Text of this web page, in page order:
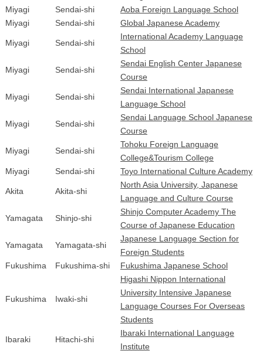
Miyagi
Sendai-shi
Aoba Foreign Language School
Miyagi
Sendai-shi Global Japanese Academy
Miyagi Sendai-shi
International Academy Language
School
Miyagi Sendai-shi
Sendai English Center Japanese
Course
Miyagi Sendai-shi
Sendai International Japanese
Language School
Miyagi Sendai-shi
Sendai Language School Japanese
Course
Miyagi Sendai-shi
Tohoku Foreign Language
College&Tourism College
Miyagi
Sendai-shi Toyo International Culture Academy
Akita Akita-shi
North Asia University, Japanese
Language and Culture Course
Yamagata Shinjo-shi
Shinjo Computer Academy The
Course of Japanese Education
Yamagata Yamagata-shi
Japanese Language Section for
Foreign Students
Fukushima
Fukushima-shi Fukushima Japanese School
Fukushima Iwaki-shi
Higashi Nippon International
University Intensive Japanese
Language Courses For Overseas
Students
Ibaraki Hitachi-shi
Ibaraki International Language
Institute